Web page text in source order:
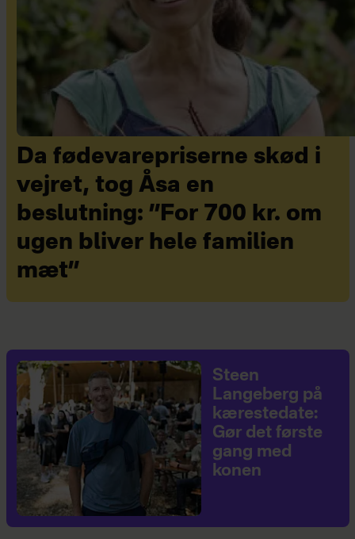
Da fødevarepriserne skød i
vejret, tog Åsa en
beslutning: ”For 700 kr. om
ugen bliver hele familien
mæt”
Steen
Langeberg på
kærestedate:
Gør det første
gang med
konen